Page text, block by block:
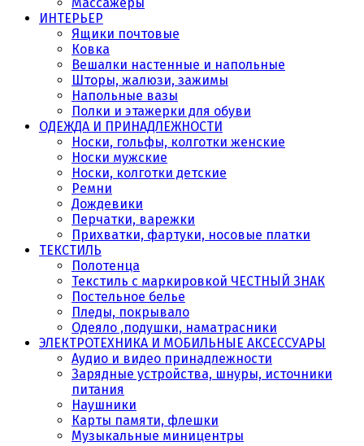
ИНТЕРЬЕР
Ящики почтовые
Ковка
Вешалки настенные и напольные
Шторы, жалюзи, зажимы
Напольные вазы
Полки и этажерки для обуви
ОДЕЖДА И ПРИНАДЛЕЖНОСТИ
Носки, гольфы, колготки женские
Носки мужские
Носки, колготки детские
Ремни
Дождевики
Перчатки, варежки
Прихватки, фартуки, носовые платки
ТЕКСТИЛЬ
Полотенца
Текстиль с маркировкой ЧЕСТНЫЙ ЗНАК
Постельное белье
Пледы, покрывало
Одеяло ,подушки, наматрасники
ЭЛЕКТРОТЕХНИКА И МОБИЛЬНЫЕ АКСЕССУАРЫ
Аудио и видео принадлежности
Зарядные устройства, шнуры, источники
питания
Наушники
Карты памяти, флешки
Музыкальные миницентры